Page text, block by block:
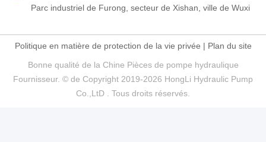
Parc industriel de Furong, secteur de Xishan, ville de Wuxi
Politique en matière de protection de la vie privée | Plan du site
Bonne qualité de la Chine Pièces de pompe hydraulique
Fournisseur. © de Copyright 2019-2026 HongLi Hydraulic Pump
Co.,LtD . Tous droits réservés.